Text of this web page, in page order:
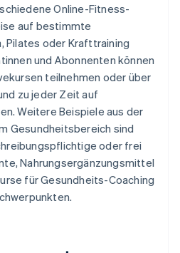
Online-Fitness-
auf bestimmte
Pilates oder Krafttraining
und Abonnenten können
teilnehmen oder über
zu jeder Zeit auf
Weitere Beispiele aus der
Gesundheitsbereich sind
oder frei
Nahrungsergänzungsmittel
für Gesundheits-Coaching